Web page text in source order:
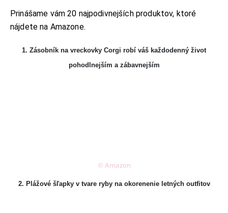
Prinášame vám 20 najpodivnejších produktov, ktoré
nájdete na Amazone.
1. Zásobník na vreckovky Corgi robí váš každodenný život
pohodlnejším a zábavnejším
© Amazon
2. Plážové šľapky v tvare ryby na okorenenie letných outfitov